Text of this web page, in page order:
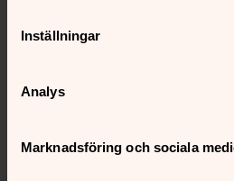
Inställningar
Analys
Marknadsföring och sociala
Kalender